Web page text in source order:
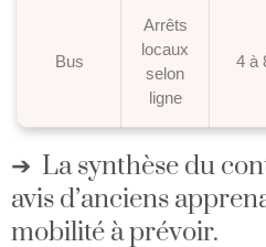
Bus
Arrêts
locaux
selon
ligne
4 à
La synthèse du
avis d’anciens
mobilité à prévoir.